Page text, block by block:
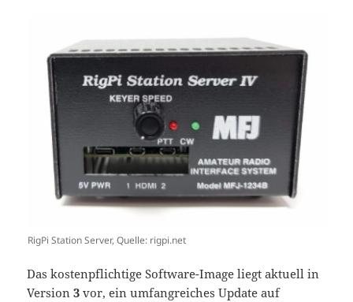
RigPi Station Server, Quelle: rigpi.net
Das kostenpflichtige Software-Image liegt aktuell in
Version3 vor, ein umfangreiches Update auf